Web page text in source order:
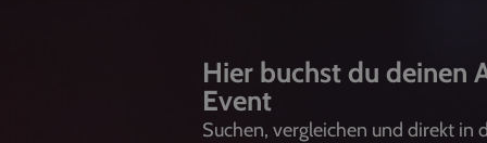
Hier buchst du deinen
Event
Suchen, vergleichen und direkt in